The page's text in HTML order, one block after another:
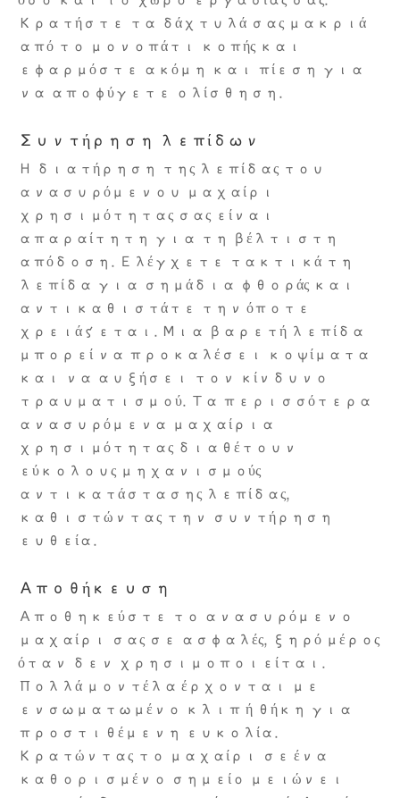
Κρατήστε τα δάχτυλά σας μακριά
από το μονοπάτι κοπής και
εφαρμόστε ακόμη και πίεση για
να αποφύγετε ολίσθηση.
Συντήρηση λεπίδων
Η διατήρηση της λεπίδας του
ανασυρόμενου μαχαίρι
χρησιμότητας σας είναι
απαραίτητη για τη βέλτιστη
απόδοση. Ελέγχετε τακτικά τη
λεπίδα για σημάδια φθοράς και
αντικαθιστάτε την όποτε
χρειάζεται. Μια βαρετή λεπίδα
μπορεί να προκαλέσει κοψίματα
και να αυξήσει τον κίνδυνο
τραυματισμού. Τα περισσότερα
ανασυρόμενα μαχαίρια
χρησιμότητας διαθέτουν
εύκολους μηχανισμούς
αντικατάστασης λεπίδας,
καθιστώντας την συντήρηση
ευθεία.
Αποθήκευση
Αποθηκεύστε το ανασυρόμενο
μαχαίρι σας σε ασφαλές, ξηρό μέρος
όταν δεν χρησιμοποιείται.
Πολλά μοντέλα έρχονται με
ενσωματωμένο κλιπ ή θήκη για
προστιθέμενη ευκολία.
Κρατώντας το μαχαίρι σε ένα
καθορισμένο σημείο μειώνει